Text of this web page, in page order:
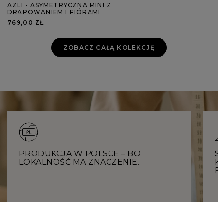
AZLI - ASYMETRYCZNA MINI Z
DRAPOWANIEM I PIÓRAMI
769,00 ZŁ
ZOBACZ CAŁĄ KOLEKCJĘ
PRODUKCJA W POLSCE – BO
LOKALNOŚĆ MA ZNACZENIE.